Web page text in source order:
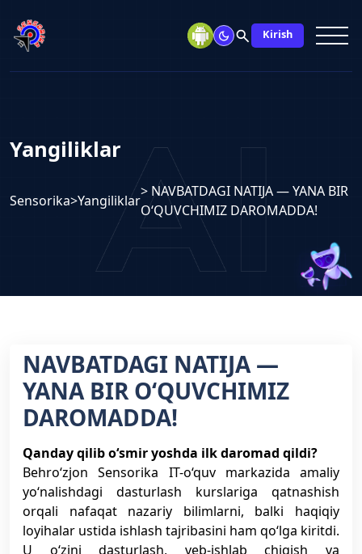
search Kirish
Yangiliklar
Sensorika>Yangiliklar
> NAVBATDAGI NATIJA — YANA BIR
O‘QUVCHIMIZ DAROMADDA!
NAVBATDAGI NATIJA —
YANA BIR O‘QUVCHIMIZ
DAROMADDA!
Qanday qilib o‘smir yoshda ilk daromad qildi?
Behro‘zjon Sensorika IT-o‘quv markazida amaliy
yo‘nalishdagi dasturlash kurslariga qatnashish
orqali nafaqat nazariy bilimlarni, balki haqiqiy
loyihalar ustida ishlash tajribasini ham qo‘lga kiritdi.
U o‘zini dasturlash, veb-ishlab chiqish va